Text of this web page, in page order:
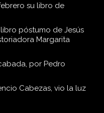
su libro de
póstumo de Jesús
Margarita
por Pedro
Cabezas, vio la luz